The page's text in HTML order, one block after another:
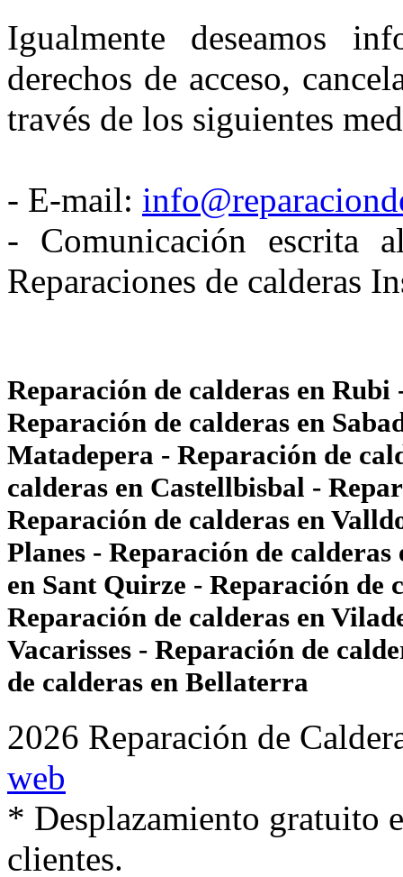
Igualmente deseamos
derechos de acceso,
través de los siguientes
- E-mail:
- Comunicación escrita
Reparaciones de calderas
Reparación de calderas en Rubi
Reparación de calderas en
Matadepera - Reparación de
calderas en Castellbisbal -
Reparación de calderas en
Planes - Reparación de
en Sant Quirze - Reparación de
Reparación de calderas en
Vacarisses - Reparación de
de calderas en Bellaterra
2026 Reparación de
web
* Desplazamiento gratuito
clientes.